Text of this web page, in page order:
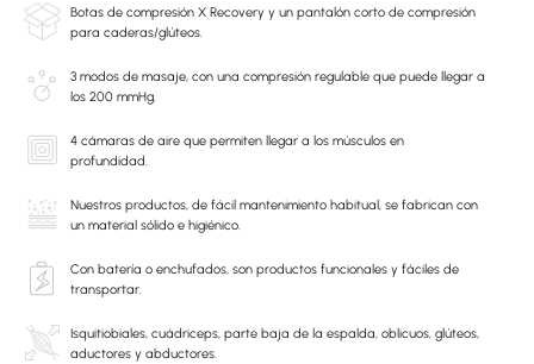
Botas de compresión X Recovery y un pantalón corto de compresión
para caderas/glúteos.
3 modos de masaje, con una compresión regulable que puede llegar a
los 200 mmHg.
4 cámaras de aire que permiten llegar a los músculos en
profundidad.
Nuestros productos, de fácil mantenimiento habitual, se fabrican con
un material sólido e higiénico.
Con batería o enchufados, son productos funcionales y fáciles de
transportar.
Isquitiobiales, cuádriceps, parte baja de la espalda, oblicuos, glúteos,
aductores y abductores.